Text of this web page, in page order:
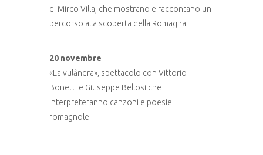
di Mirco Villa, che mostrano e raccontano un
percorso alla scoperta della Romagna.
20 novembre
«La vulȃndra», spettacolo con Vittorio
Bonetti e Giuseppe Bellosi che
interpreteranno canzoni e poesie
romagnole.